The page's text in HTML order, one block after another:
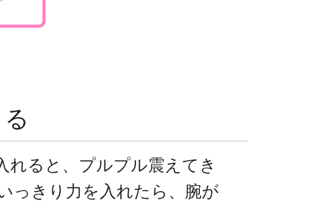
れると、プルプル震えてき
っきり力を入れたら、腕が